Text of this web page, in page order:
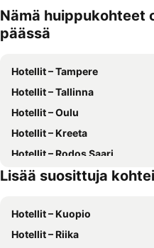
Nämä huippukohteet
päässä
Hotellit – Tampere
Hotellit – Tallinna
Hotellit – Oulu
Hotellit – Kreeta
Hotellit – Rodos Saari
Hotellit – Suomi
Lisää suosittuja
Hotellit – Kuopio
Hotellit – Riika